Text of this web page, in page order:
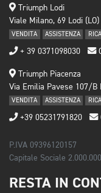
Triumph Lodi
Viale Milano, 69 Lodi (LO)
VENDITA ASSISTENZA
+ 39 0371098030
Triumph Piacenza
Via Emilia Pavese 107/B
VENDITA ASSISTENZA
+39 05231791820
P.IVA 09396120157
Capitale Sociale
RESTA IN